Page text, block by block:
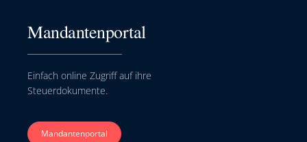
Mandantenportal
Einfach online Zugriff auf ihre
Steuerdokumente.
Mandantenportal